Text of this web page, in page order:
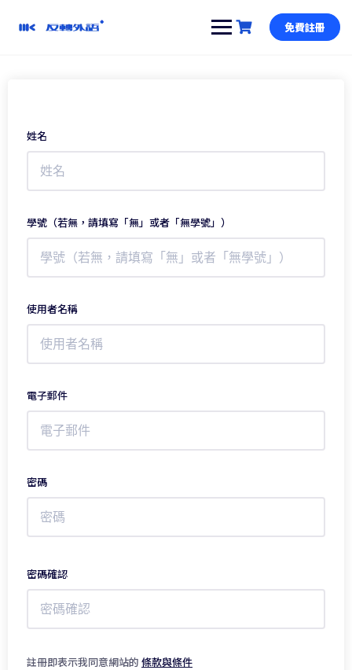
免費註冊
姓名
學號（若無，請填寫「無」或者「無學號」）
使用者名稱
電子郵件
密碼
密碼確認
註冊即表示我同意網站的 條款與條件